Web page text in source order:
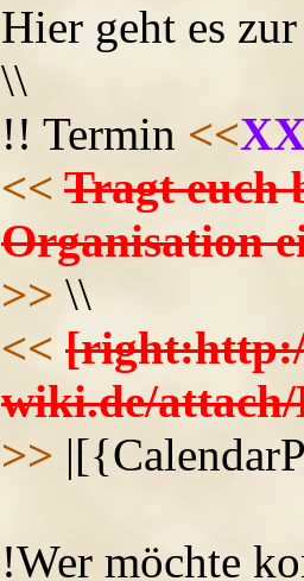
Hier geht es
\\
!! Termin <<
<< Tragt euch
Organisation
>> \\
<<
wiki.de/
>>
!Wer möchte